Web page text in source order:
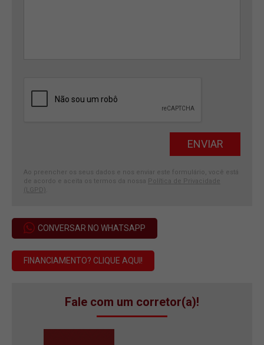
Ao preencher os seus dados e nos enviar este formulário, você está
de acordo e aceita os termos da nossa Política de Privacidade
(LGPD)
CONVERSAR NO WHATSAPP
FINANCIAMENTO? CLIQUE AQUI!
Fale com um corretor(a)!